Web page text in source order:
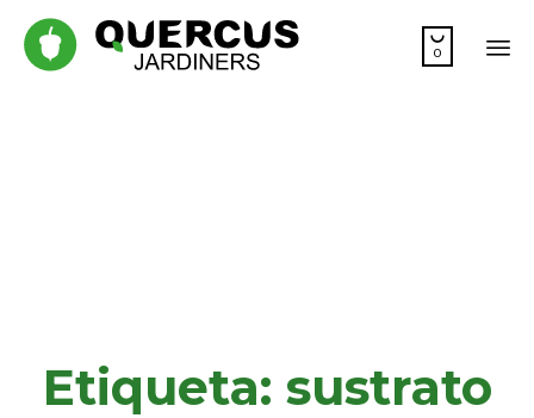

0
Etiqueta: sustrato